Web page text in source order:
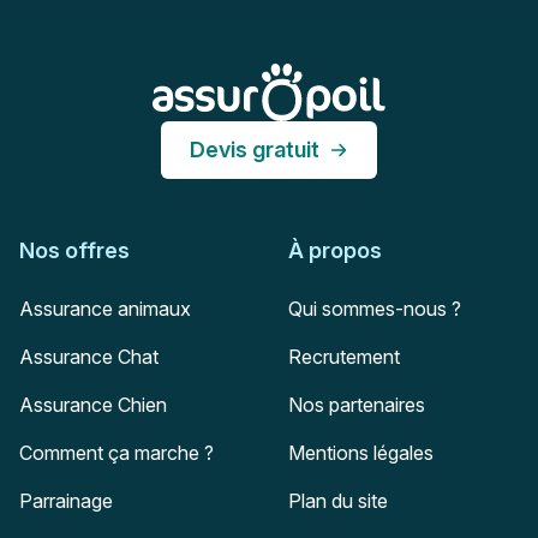
Devis gratuit
Nos offres
Assurance animaux
Assurance Chat
Assurance Chien
Comment ça marche ?
Parrainage
À propos
Qui sommes-nous ?
Recrutement
Nos partenaires
Mentions légales
Plan du site